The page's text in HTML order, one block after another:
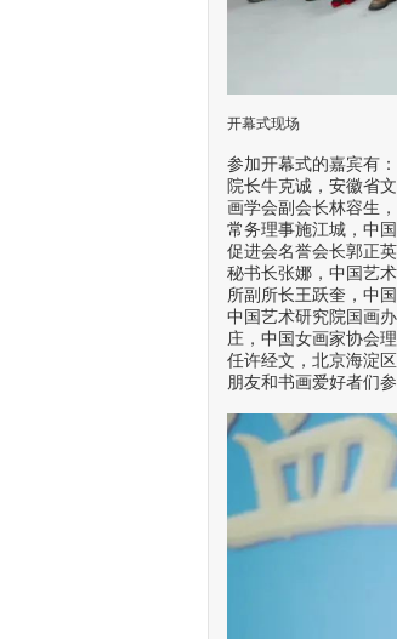
开幕式现场
参加开幕式的嘉宾有
院长牛克诚，安徽省
画学会副会长林容生
常务理事施江城，中
促进会名誉会长郭正
秘书长张娜，中国艺
所副所长王跃奎，中
中国艺术研究院国画
庄，中国女画家协会
任许经文，北京海淀
朋友和书画爱好者们